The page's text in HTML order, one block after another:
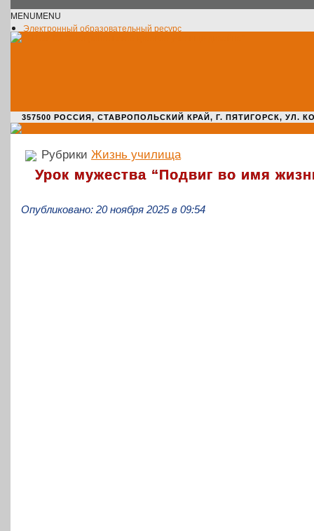
MENUMENU
Электронный образовательный ресурс
357500 РОССИЯ, СТАВРОПОЛЬСКИЙ КРАЙ, Г. ПЯТИГОРСК, УЛ.
Рубрики Жизнь училища
Урок мужества “Подвиг во имя
Опубликовано: 20 ноября 2025 в 09:54